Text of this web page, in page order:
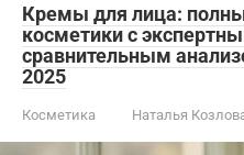
Кремы для лица:
косметики с
сравнительным
2025
Косметика Наталья